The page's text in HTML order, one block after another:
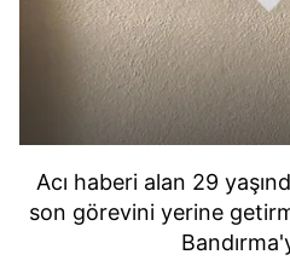
Acı haberi alan 29
son görevini yerine